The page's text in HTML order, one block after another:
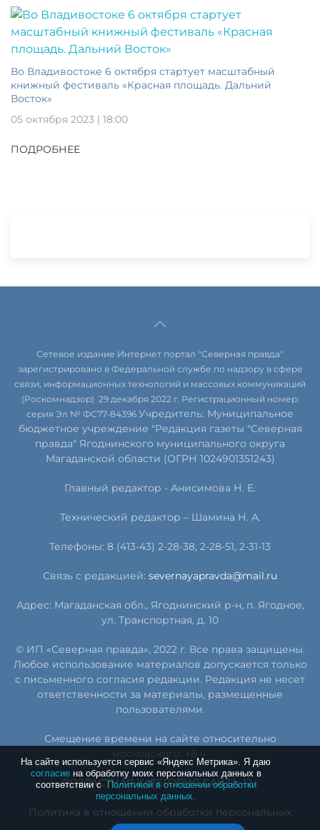
Во Владивостоке 6 октября стартует масштабный
книжный фестиваль «Красная площадь. Дальний
Восток»
05 октября 2023 | 18:00
ПОДРОБНЕЕ
На сайте используется сервис «Яндекс Метрика». Я даю
согласиена обработку моих персональных данных в
соответствии с Политикой в отношении обработки
персональных данных.
Сетевое издание Интернет портал "Северная правда"
зарегистрировано в Федеральной службе по надзору в сфере
связи, информационных технологий и массовых коммуникаций
(Роскомнадзор) 29 декабря 2022 г. Регистрационный номер:
серия Эл № ФС77-84396 Учредитель: Муниципальное
бюджетное учреждение "Редакция газеты "Северная
правда" Ягоднинского муниципального округа
Магаданской области (ОГРН 1024901351243)
Главный редактор - Анисимова Н. Е.
Технический редактор – Шамина Н. А.
Телефоны: 8 (413-43) 2-28-38, 2-28-51, 2-31-13
Связь с редакцией: severnayapravda@mail.ru
Адрес: Магаданская обл., Ягоднинский р-н, п. Ягодное,
ул. Транспортная, д. 10
© ИП «Северная правда», 2022 г. Все права защищены.
Любое использование материалов допускается только
с письменного согласия редакции. Редакция не несет
ответственности за материалы, размещенные
пользователями.
Смещение времени на сайте относительно
московского: +8 ч.
ВОЗРАСТНАЯ КАТЕГОРИЯ САЙТА: 12+
Политика в отношении обработки персональных
данных